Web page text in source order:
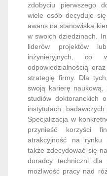
zdobyciu pierwszego
wiele osób decyduje
awans na stanowiska
w swoich dziedzinach.
liderów projektów
inżynieryjnych,
odpowiedzialnością
strategię firmy. Dla
swoją karierę naukową,
studiów doktoranckich
instytutach
Specjalizacja w
przynieść korzyści
atrakcyjność na rynku
także zdecydować się
doradcy techniczni
możliwość pracy nad